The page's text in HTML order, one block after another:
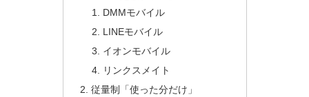
DMMモバイル
LINEモバイル
イオンモバイル
リンクスメイト
従量制「使った分だけ」